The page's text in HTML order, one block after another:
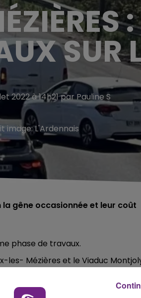
SUR
2022 à 14h21 par Pauline S
image:L'Ardennais
gêne occasionnée et leur coût
phase de travaux.
les- Mézières et le Viaduc